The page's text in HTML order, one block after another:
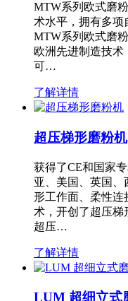
MTW系列欧式磨
术水平，拥有多
MTW系列欧式磨
欧洲先进制造技
可…
了解详情
超压梯形磨粉机
获得了CE和国家
亚、美国、英国
形工作面、柔性连
术，开创了超压梯
超压…
了解详情
LUM 超细立式